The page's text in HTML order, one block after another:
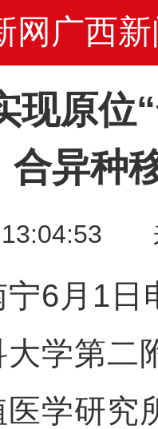
网广西新
现原位
合异种
13:04:53
月1日
学第二
学研究